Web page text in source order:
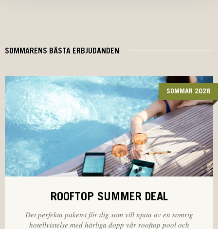
SOMMARENS BÄSTA ERBJUDANDEN
SOMMAR 2026
ROOFTOP SUMMER DEAL
Det perfekta paketet för dig som vill njuta av en somrig
hotellvistelse med härliga dopp vår rooftop pool och